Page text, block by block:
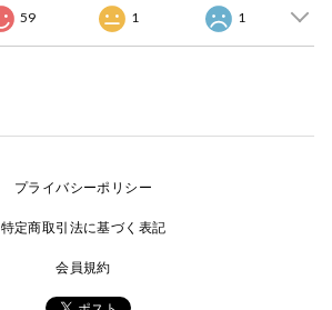
59 1 1
プライバシーポリシー
特定商取引法に基づく表記
会員規約